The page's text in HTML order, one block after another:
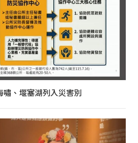
、堰塞湖列入災害別